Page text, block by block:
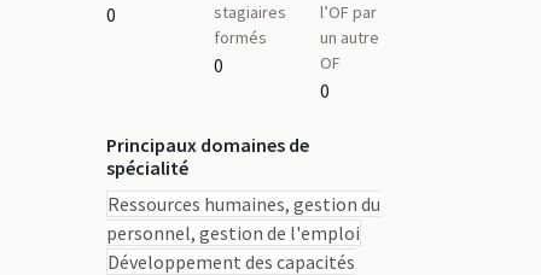
0
stagiaires
formés
0
l’OF par
un autre
OF
0
Principaux domaines de
spécialité
Ressources humaines, gestion du
personnel, gestion de l'emploi
Développement des capacités